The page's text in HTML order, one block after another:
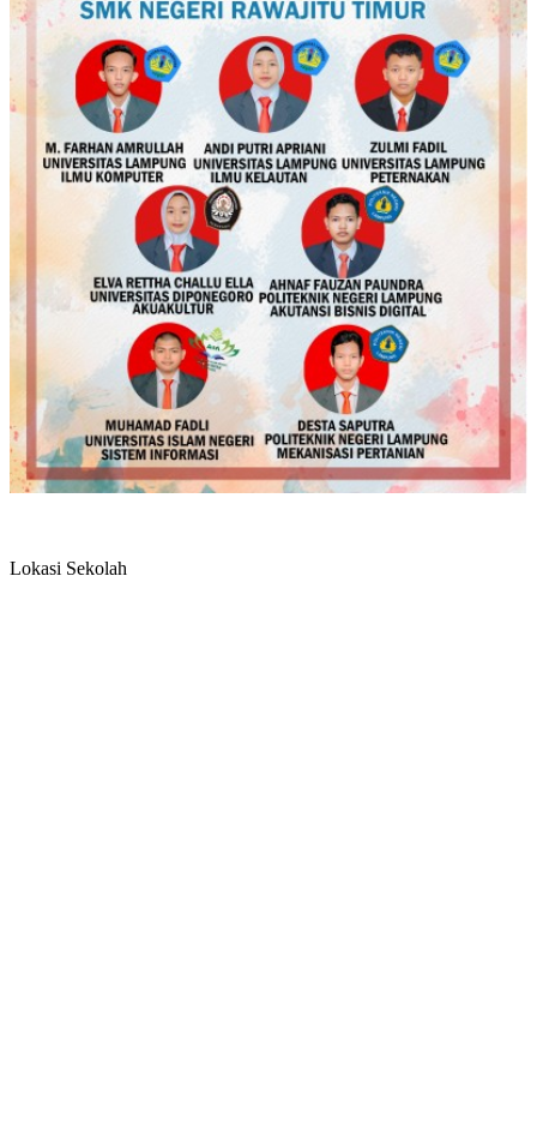
Lokasi Sekolah